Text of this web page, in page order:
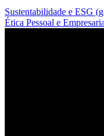
Sustentabilidade e ESG
Ética Pessoal e